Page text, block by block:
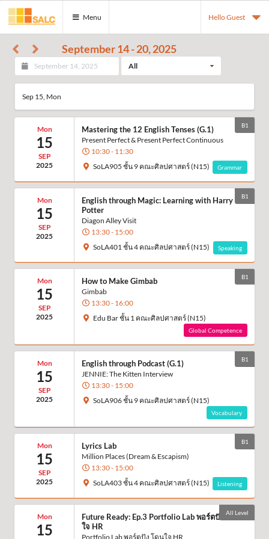
Menu Hello Guest
September 14 - 20, 2025
All
Sep 15, Mon
Mon
15
SEP
2025
B1
Mastering the 12 English Tenses (G.1)
Present Perfect & Present Perfect Continuous
10:30 - 11:30
SoLA905 ชั้น 9 คณะศิลปศาสตร์ (N15)
Grammar
Mon
15
SEP
2025
B1
English through Magic: Learning with Harry
Potter
Diagon Alley Visit
13:30 - 15:00
SoLA401 ชั้น 4 คณะศิลปศาสตร์ (N15)
Speaking
Mon
15
SEP
2025
B1
How to Make Gimbab
Gimbab
13:30 - 16:00
Edu Bar ชั้น 1 คณะศิลปศาสตร์ (N15)
Global Competence
Mon
15
SEP
2025
B1
English through Podcast (G.1)
JENNIE: The Kitten Interview
13:30 - 15:00
SoLA906 ชั้น 9 คณะศิลปศาสตร์ (N15)
Vocabulary
Mon
15
SEP
2025
B1
Lyrics Lab
Million Places (Dream & Escapism)
13:30 - 15:00
SoLA403 ชั้น 4 คณะศิลปศาสตร์ (N15)
Listening
Mon
15
All Level
Future Ready: Ep.3 Portfolio Lab พอร์ตปัง โดน
ใจ HR
Portfolio Lab พอร์ตปัง โดนใจ HR